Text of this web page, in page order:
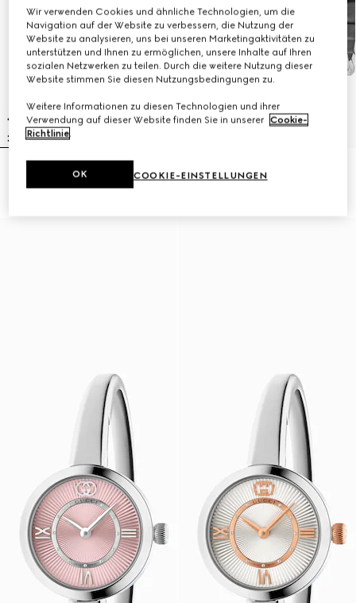
Gucci Horsebit Uhr, 27x23 mm
£1,660
GUCCI 25H Uhr, 38 mm
Wir verwenden Cookies und ähnliche Technologien, um die
Navigation auf der Website zu verbessern, die Nutzung der
Website zu analysieren, uns bei unseren Marketingaktivitäten zu
unterstützen und Ihnen zu ermöglichen, unsere Inhalte auf Ihren
sozialen Netzwerken zu teilen. Durch die weitere Nutzung dieser
Website stimmen Sie diesen Nutzungsbedingungen zu.
Weitere Informationen zu diesen Technologien und ihrer
Verwendung auf dieser Website finden Sie in unserer Cookie-
Richtlinie.
COOKIE-EINSTELLUNGEN
OK